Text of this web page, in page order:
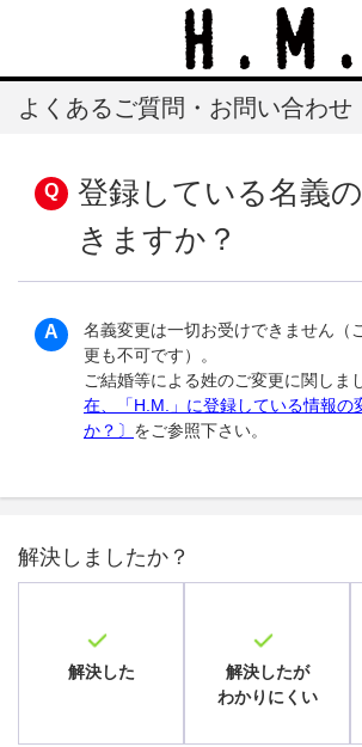
よくあるご質問・お問い合わせ
登録している名義
きますか？
名義変更は一切お受けできません（
更も不可です）。
ご結婚等による姓のご変更に関しま
在、「H.M.」に登録している情報の
か？〕 をご参照下さい。
解決しましたか？
解決した
解決したが
わかりにくい